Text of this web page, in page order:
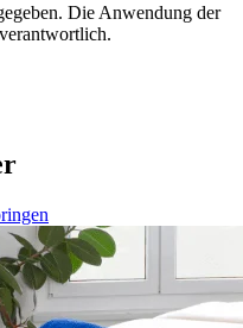
Die Anwendung der